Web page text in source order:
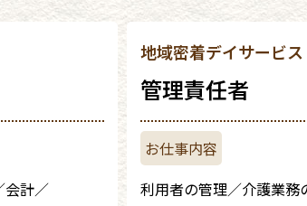
会計
地域密着デイサービス
管理責任者
利用者の管理
介護業務